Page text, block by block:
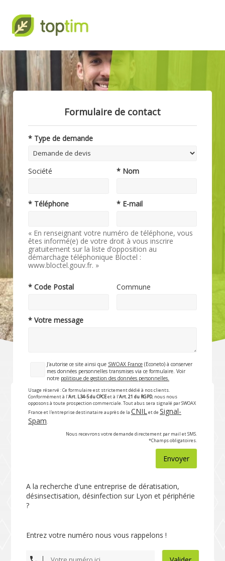
Formulaire de contact
* Type de demande
Société * Nom
* Téléphone * E-mail
« En renseignant votre numéro de téléphone, vous
êtes informé(e) de votre droit à vous inscrire
gratuitement sur la liste d’opposition au
démarchage téléphonique Bloctel :
www.bloctel.gouv.fr. »
* Code Postal Commune
* Votre message
J'autorise ce site ainsi que SWOAX France (Econeto) à conserver
mes données personnelles transmises via ce formulaire. Voir
notre politique de gestion des données personnelles.
Usage réservé : Ce formulaire est strictement dédié à nos clients.
Conformément à l'Art. L34-5 du CPCEet à l'Art. 21 du RGPD, nous nous
opposons à toute prospection commerciale. Tout abus sera signalé par SWOAX
France et l'entreprise destinataire auprès de la CNILet de Signal-
Spam.
Nous recevrons votre demande directement par mail et SMS.
*Champs obligatoires.
Envoyer
A la recherche d'une entreprise de dératisation,
désinsectisation, désinfection sur Lyon et périphérie
?
Entrez votre numéro nous vous rappelons !